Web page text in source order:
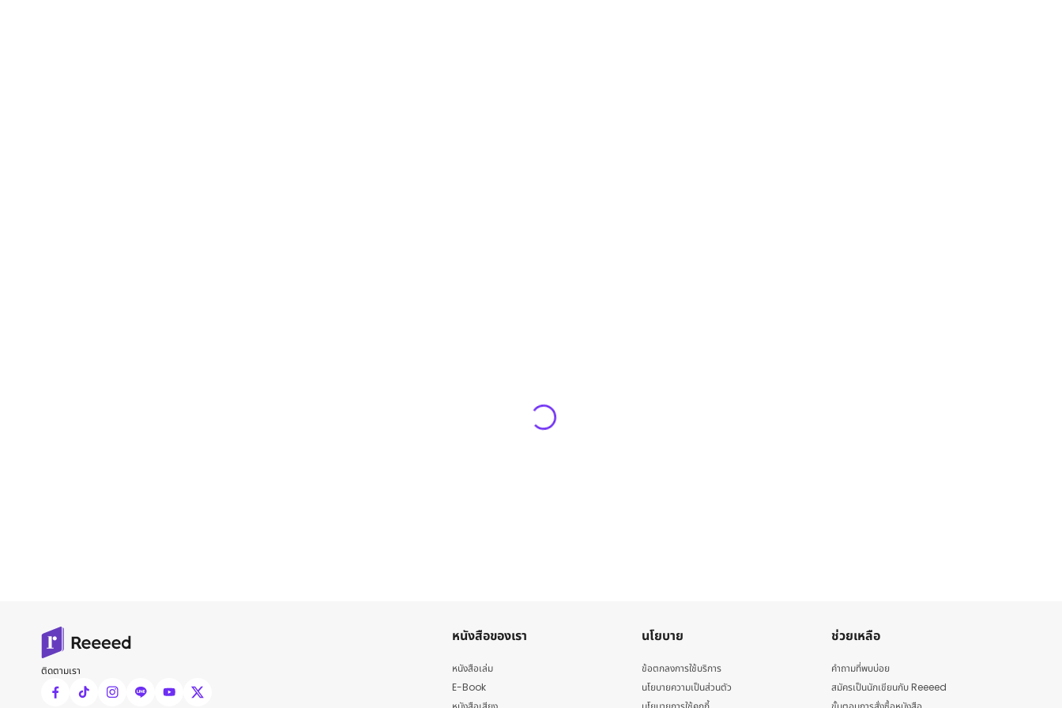
ติดตามเรา
หนังสือของเรา
หนังสือเล่ม
E-Book
นโยบาย
ข้อตกลงการใช้บริการ
นโยบายความเป็นส่วนตัว
ช่วยเหลือ
คำถามที่พบบ่อย
สมัครเป็นนักเขียนกับ Reeeed